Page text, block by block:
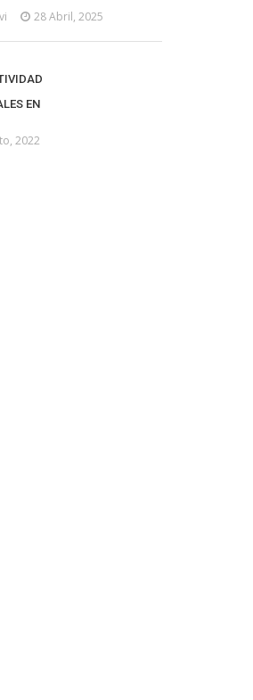
28 Abril, 2025
EN
2022